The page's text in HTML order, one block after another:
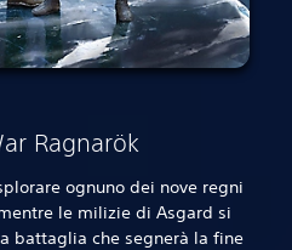
Ragnarök
ognuno dei nove regni
le milizie di Asgard si
battaglia che segnerà la fine